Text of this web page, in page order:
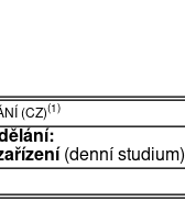
(CZ)(1)
(denní studium)